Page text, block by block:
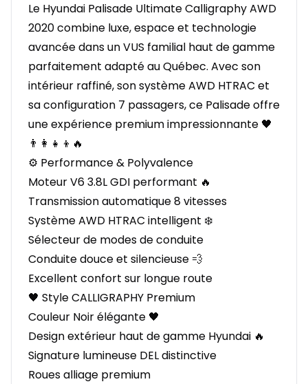
Le Hyundai Palisade Ultimate Calligraphy AWD
2020 combine luxe, espace et technologie
avancée dans un VUS familial haut de gamme
parfaitement adapté au Québec. Avec son
intérieur raffiné, son système AWD HTRAC et
sa configuration 7 passagers, ce Palisade offre
une expérience premium impressionnante 🖤
👨‍👩‍👧‍👦🔥
⚙️ Performance & Polyvalence
Moteur V6 3.8L GDI performant 🔥
Transmission automatique 8 vitesses
Système AWD HTRAC intelligent ❄️
Sélecteur de modes de conduite
Conduite douce et silencieuse 💨
Excellent confort sur longue route
🖤 Style CALLIGRAPHY Premium
Couleur Noir élégante 🖤
Design extérieur haut de gamme Hyundai 🔥
Signature lumineuse DEL distinctive
Roues alliage premium